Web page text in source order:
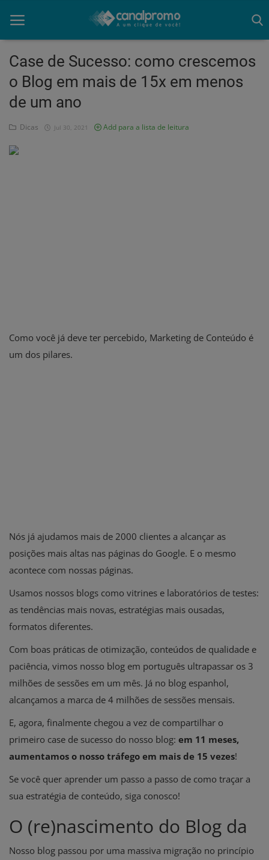
Home
Case de Sucesso: como crescemos
o Blog em mais de 15x em menos
de um ano
Dicas Jul 30, 2021 Add para a lista de leitura
Como você já deve ter percebido, Marketing de Conteúdo é
um dos pilares.
Nós já ajudamos mais de 2000 clientes a alcançar as
posições mais altas nas páginas do Google. E o mesmo
acontece com nossas páginas.
Usamos nossos blogs como vitrines e laboratórios de testes:
as tendências mais novas, estratégias mais ousadas,
formatos diferentes.
Com boas práticas de otimização, conteúdos de qualidade e
paciência, vimos nosso blog em português ultrapassar os 3
milhões de sessões em um mês. Já no blog espanhol,
alcançamos a marca de 4 milhões de sessões mensais.
E, agora, finalmente chegou a vez de compartilhar o
primeiro case de sucesso do nosso blog: em 11 meses,
aumentamos o nosso tráfego em mais de 15 vezes!
Se você quer aprender um passo a passo de como traçar a
sua estratégia de conteúdo, siga conosco!
O (re)nascimento do Blog da
Nosso blog passou por uma massiva migração no princípio